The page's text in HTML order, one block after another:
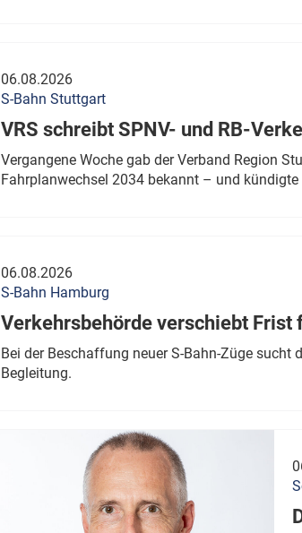
06.08.2026
S-Bahn Stuttgart
VRS schreibt SPNV- und RB-
Vergangene Woche gab der Verband Region
Fahrplanwechsel 2034 bekannt – und
06.08.2026
S-Bahn Hamburg
Verkehrsbehörde verschiebt
Bei der Beschaffung neuer S-Bahn-Züge
Begleitung.